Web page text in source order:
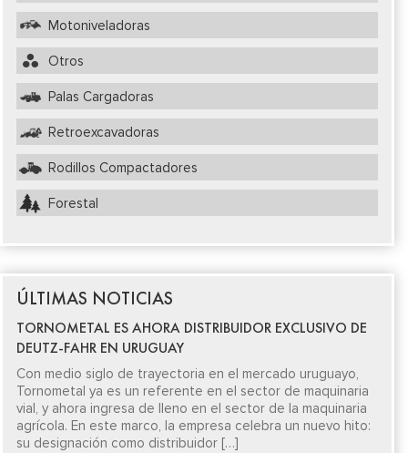
Motoniveladoras
Otros
Palas Cargadoras
Retroexcavadoras
Rodillos Compactadores
Forestal
ÚLTIMAS NOTICIAS
TORNOMETAL ES AHORA DISTRIBUIDOR EXCLUSIVO DE
DEUTZ-FAHR EN URUGUAY
Con medio siglo de trayectoria en el mercado uruguayo,
Tornometal ya es un referente en el sector de maquinaria
vial, y ahora ingresa de lleno en el sector de la maquinaria
agrícola. En este marco, la empresa celebra un nuevo hito:
su designación como distribuidor […]